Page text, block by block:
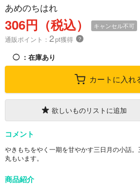
あめのちはれ
306円（税込） キャンセル不可
通販ポイント： 2pt獲得 ？
◯ ：在庫あり
カートに入れ
欲しいものリストに追加
コメント
やきもちをやく一期を甘やかす三日月の小話
丸もいます。
商品紹介